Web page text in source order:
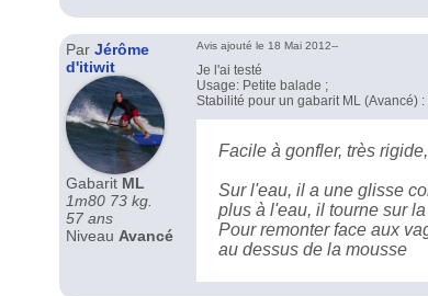
Par Jérôme
d'itiwit
Gabarit ML
1m80 73 kg.
57 ans
Niveau Avancé
Avis ajouté le 18 Mai 2012--
Je l'ai testé
Usage: Petite balade ;
Stabilité pour un gabarit ML (Avancé) :
Facile à gonfler, très
Sur l'eau, il a une glisse
plus à l'eau, il tourne sur
Pour remonter face aux
au dessus de la mousse